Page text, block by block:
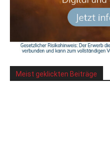
Meist geklickten Beiträge